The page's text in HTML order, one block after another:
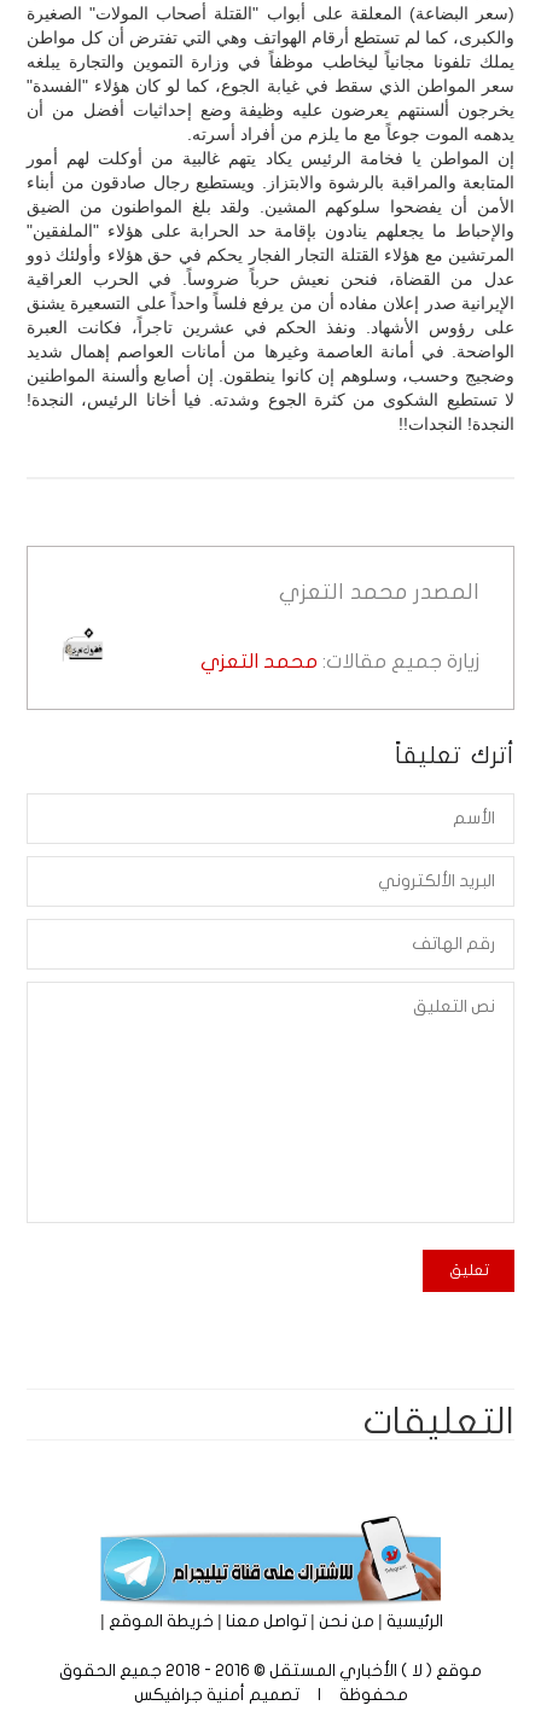
(سعر البضاعة) المعلقة على أبواب "القتلة أصحاب المولات" الصغيرة
والكبرى، كما لم تستطع أرقام الهواتف وهي التي تفترض أن كل مواطن
يملك تلفونا مجانياً ليخاطب موظفاً في وزارة التموين والتجارة يبلغه
سعر المواطن الذي سقط في غيابة الجوع، كما لو كان هؤلاء "الفسدة"
يخرجون ألسنتهم يعرضون عليه وظيفة وضع إحداثيات أفضل من أن
يدهمه الموت جوعاً مع ما يلزم من أفراد أسرته.
إن المواطن يا فخامة الرئيس يكاد يتهم غالبية من أوكلت لهم أمور
المتابعة والمراقبة بالرشوة والابتزاز. ويستطيع رجال صادقون من أبناء
الأمن أن يفضحوا سلوكهم المشين. ولقد بلغ المواطنون من الضيق
والإحباط ما يجعلهم ينادون بإقامة حد الحرابة على هؤلاء "الملفقين"
المرتشين مع هؤلاء القتلة التجار الفجار يحكم في حق هؤلاء وأولئك ذوو
عدل من القضاة، فنحن نعيش حرباً ضروساً. في الحرب العراقية
الإيرانية صدر إعلان مفاده أن من يرفع فلساً واحداً على التسعيرة يشنق
على رؤوس الأشهاد. ونفذ الحكم في عشرين تاجراً، فكانت العبرة
الواضحة. في أمانة العاصمة وغيرها من أمانات العواصم إهمال شديد
وضجيج وحسب، وسلوهم إن كانوا ينطقون. إن أصابع وألسنة المواطنين
لا تستطيع الشكوى من كثرة الجوع وشدته. فيا أخانا الرئيس، النجدة!
النجدة! النجدات!!
المصدر محمد التعزي
زيارة جميع مقالات: محمد التعزي
أترك تعليقاً
التعليقات
الرئيسية|من نحن|تواصل معنا|خريطة الموقع |
موقع ( لا ) الأخباري المستقل © 2016 - 2018 جميع الحقوق
محفوظة | تصميم أمنية جرافيكس